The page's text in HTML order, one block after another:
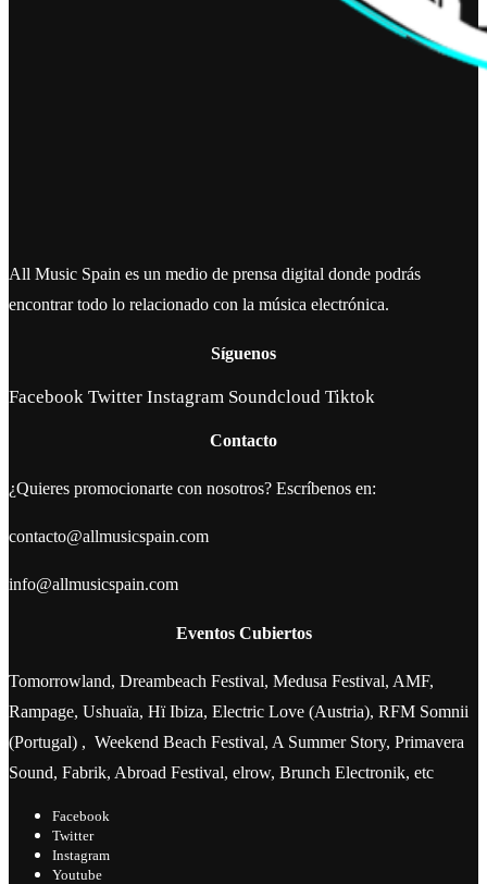
All Music Spain es un medio de prensa digital donde podrás
encontrar todo lo relacionado con la música electrónica.
Síguenos
Facebook Twitter Instagram Soundcloud Tiktok
Contacto
¿Quieres promocionarte con nosotros? Escríbenos en:
contacto@allmusicspain.com
info@allmusicspain.com
Eventos Cubiertos
Tomorrowland, Dreambeach Festival, Medusa Festival, AMF,
Rampage, Ushuaïa, Hï Ibiza, Electric Love (Austria), RFM Somnii
(Portugal) , Weekend Beach Festival, A Summer Story, Primavera
Sound, Fabrik, Abroad Festival, elrow, Brunch Electronik, etc
Facebook
Twitter
Instagram
Youtube